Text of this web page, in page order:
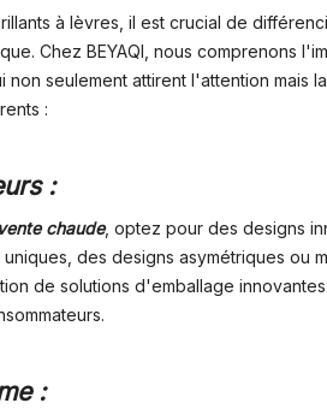
à lèvres, il est crucial de
Chez BEYAQI, nous
seulement attirent l'attention
:
:
chaude, optez pour des designs
des designs asymétriques ou
de solutions d'emballage
: